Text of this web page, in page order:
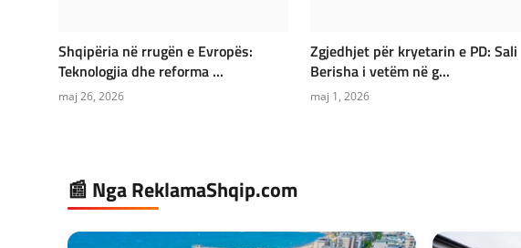
Shqipëria në rrugën e Evropës:
Teknologjia dhe reforma ...
maj 26, 2026
Zgjedhjet për kryetarin e PD: Sali
Berisha i vetëm në g...
maj 1, 2026
📰 Nga ReklamaShqip.com